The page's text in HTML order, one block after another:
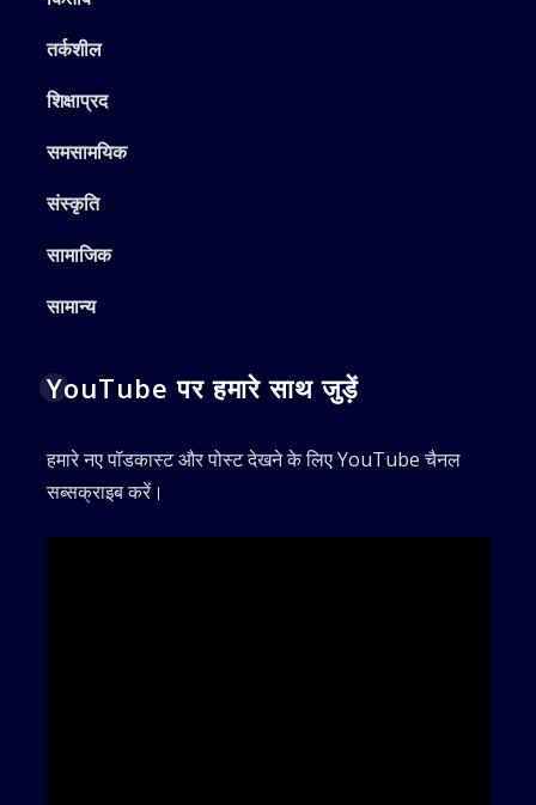
तर्कशील
शिक्षाप्रद
समसामयिक
संस्कृति
सामाजिक
सामान्य
YouTube पर हमारे साथ जुड़ें
हमारे नए पॉडकास्ट और पोस्ट देखने के लिए YouTube चैनल
सब्सक्राइब करें।